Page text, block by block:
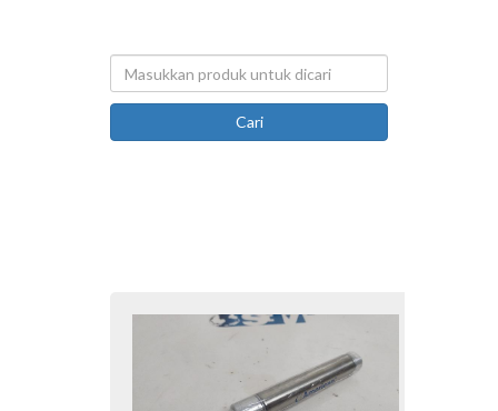
Cari